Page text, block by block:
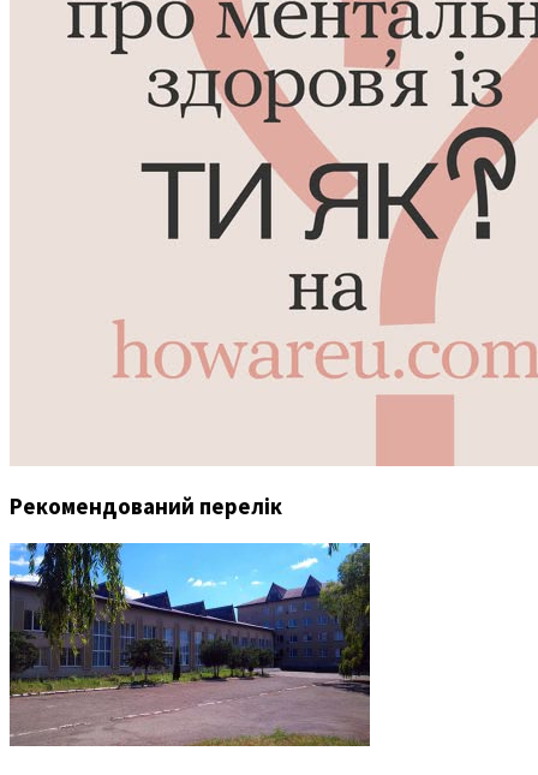
Рекомендований перелік